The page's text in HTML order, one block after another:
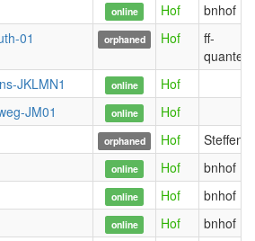
online Hof
bnhof
01
orphaned Hof
ff-
JKLMN1
online
Hof
JM01
online
Hof
orphaned Hof
Steffenw
online Hof
bnhof
online Hof
bnhof
online Hof
bnhof